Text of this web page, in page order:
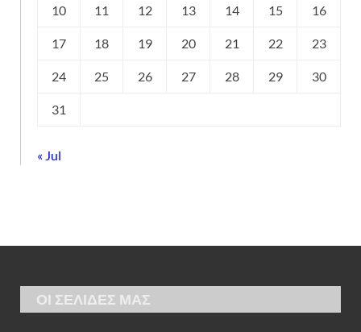
10 11 12 13 14 15 16
17 18 19 20 21 22 23
24 25 26 27 28 29 30
31
« Jul
ΟΙ ΣΕΛΙΔΕΣ ΜΑΣ